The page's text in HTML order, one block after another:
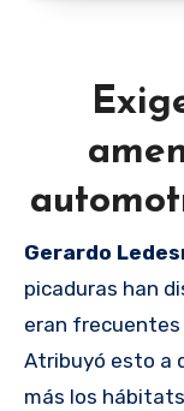
Gerardo
picaduras han
eran frecuentes
Atribuyó esto a
más los